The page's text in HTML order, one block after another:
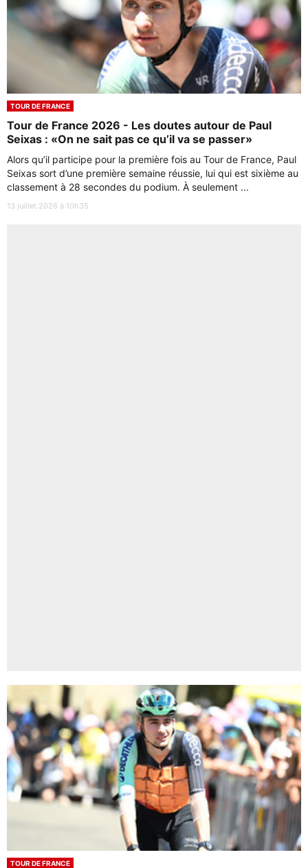
TOUR DE FRANCE
Tour de France 2026 - Les doutes autour de Paul
Seixas : «On ne sait pas ce qu’il va se passer»
Alors qu’il participe pour la première fois au Tour de France, Paul
Seixas sort d’une première semaine réussie, lui qui est sixième au
classement à 28 secondes du podium. À seulement ...
13 juillet 2026 à 10h35
TOUR DE FRANCE